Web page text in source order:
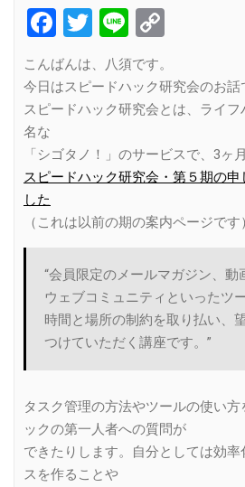
Facebook
Twitter
Line
こんばんは、八須です。
今日はスピードハック研究会のお話
スピードハック研究会とは、ライ
名な
「シゴタノ！」のサービスで、3ヶ
スピードハック研究会・第５期の申
した
（これは以前の期の案内ページです）
“会員限定のメールマガジン、動
ウェブコミュニティといったツ
時間と場所の制約を取り払い、
つけていただく講座です。”
タスク管理の方法やツールの使い
ックの第一人者への質問が
できたりします。自分としては効
スを作ることや